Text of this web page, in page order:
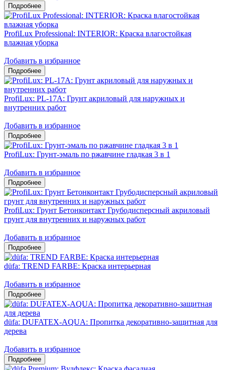
ProfiLux Professional: INTERIOR: Краска влагостойкая
влажная уборка
Добавить в избранное
ProfiLux: PL-17A: Грунт акриловый для наружных и
внутренних работ
Добавить в избранное
ProfiLux: Грунт-эмаль по ржавчине гладкая 3 в 1
Добавить в избранное
ProfiLux: Грунт Бетонконтакт Грубодисперсный акриловый
грунт для внутренних и наружных работ
Добавить в избранное
düfa: TREND FARBE: Краска интерьерная
Добавить в избранное
düfa: DUFATEX-AQUA: Пропитка декоративно-защитная для
дерева
Добавить в избранное